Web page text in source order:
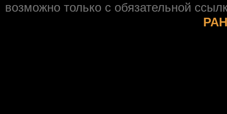
возможно только с обязательной